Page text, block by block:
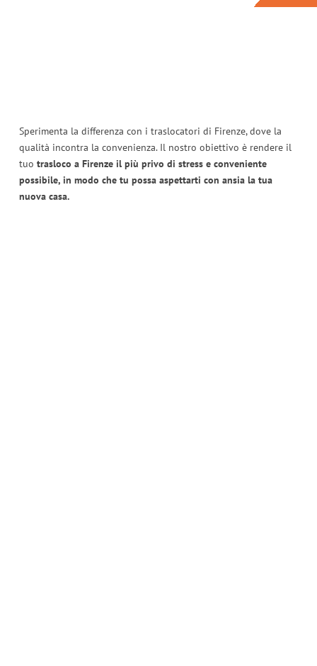
Sperimenta la differenza con i traslocatori di Firenze, dove la
qualità incontra la convenienza. Il nostro obiettivo è rendere il
tuo trasloco a Firenze il più privo di stress e conveniente
possibile, in modo che tu possa aspettarti con ansia la tua
nuova casa.